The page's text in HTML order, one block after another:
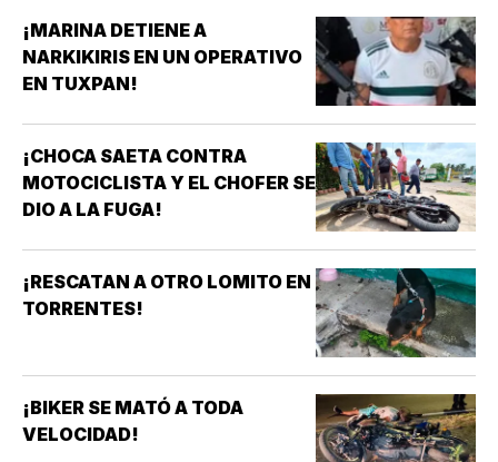
¡MARINA DETIENE A
NARKIKIRIS EN UN OPERATIVO
EN TUXPAN!
¡CHOCA SAETA CONTRA
MOTOCICLISTA Y EL CHOFER SE
DIO A LA FUGA!
¡RESCATAN A OTRO LOMITO EN
TORRENTES!
¡BIKER SE MATÓ A TODA
VELOCIDAD!